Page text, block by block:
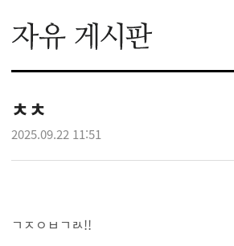
ㅊㅊ
2025.09.22 11:51
ㄱㅈㅇㅂㄱㄽ!!